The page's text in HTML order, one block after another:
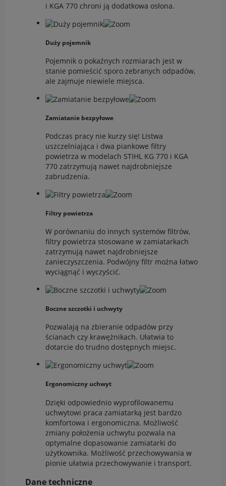
i KGA 770 chroni ją dodatkowa osłona.
Duży pojemnik
Pojemnik o pokaźnych rozmiarach jest w
stanie pomieścić sporo zebranych odpadów,
ale zajmuje niewiele miejsca.
Zamiatanie bezpyłowe
Podczas pracy nie kurzy się! Listwa
uszczelniająca i dwa piankowe filtry
powietrza w modelach STIHL KG 770 i KGA
770 zatrzymują nawet najdrobniejsze
zabrudzenia.
Filtry powietrza
W porównaniu do innych systemów filtrów,
filtry powietrza stosowane w zamiatarkach
zatrzymują nawet najdrobniejsze
zanieczyszczenia. Podwójny filtr można łatwo
wyciągnąć i wyczyścić.
Boczne szczotki i uchwyty
Pozwalają na zbieranie odpadów przy
ścianach czy krawężnikach. Ułatwia to
dotarcie do trudno dostępnych miejsc.
Ergonomiczny uchwyt
Dzięki odpowiednio wyprofilowanemu
uchwytowi praca zamiatarką jest bardzo
komfortowa i ergonomiczna. Możliwość
zmiany położenia uchwytu pozwala na
optymalne dopasowanie zamiatarki do
użytkownika. Możliwość przechowywania w
pionie ułatwia przechowywanie i transport.
Dane techniczne